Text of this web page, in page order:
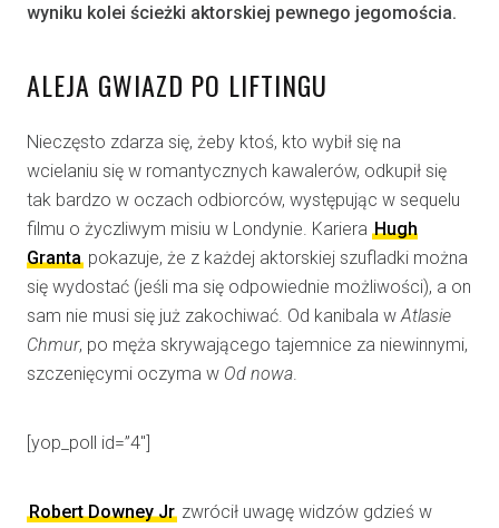
wyniku kolei ścieżki aktorskiej pewnego jegomościa.
ALEJA GWIAZD PO LIFTINGU
Nieczęsto zdarza się, żeby ktoś, kto wybił się na
wcielaniu się w romantycznych kawalerów, odkupił się
tak bardzo w oczach odbiorców, występując w sequelu
filmu o życzliwym misiu w Londynie. Kariera Hugh
Granta pokazuje, że z każdej aktorskiej szufladki można
się wydostać (jeśli ma się odpowiednie możliwości), a on
sam nie musi się już zakochiwać. Od kanibala w Atlasie
Chmur, po męża skrywającego tajemnice za niewinnymi,
szczenięcymi oczyma w Od nowa
[yop_poll id=”4″]
Robert Downey Jr zwrócił uwagę widzów gdzieś w